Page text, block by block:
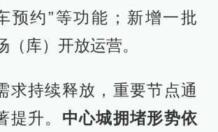
预约”等功能；新增一批
（库）开放运营。
求持续释放，重要节点通
提升。 中心城拥堵形势依